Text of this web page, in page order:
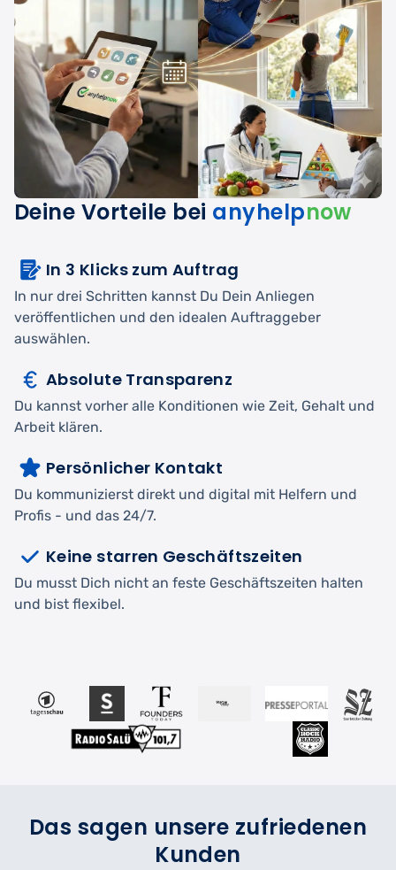
Deine Vorteile bei anyhelpnow
In 3 Klicks zum Auftrag
In nur drei Schritten kannst Du Dein Anliegen
veröffentlichen und den idealen Auftraggeber
auswählen.
Absolute Transparenz
Du kannst vorher alle Konditionen wie Zeit, Gehalt und
Arbeit klären.
Persönlicher Kontakt
Du kommunizierst direkt und digital mit Helfern und
Profis - und das 24/7.
Keine starren Geschäftszeiten
Du musst Dich nicht an feste Geschäftszeiten halten
und bist flexibel.
Das sagen unsere zufriedenen
Kunden